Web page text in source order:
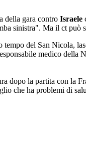
della gara contro Israele
sinistra". Ma il ct può
del San Nicola,
medico della
dopo la partita con la
che ha problemi di